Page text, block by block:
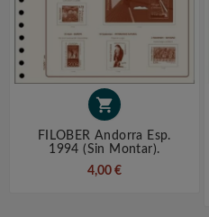

FILOBER Andorra Esp.
1994 (sin Montar).
4,00 €